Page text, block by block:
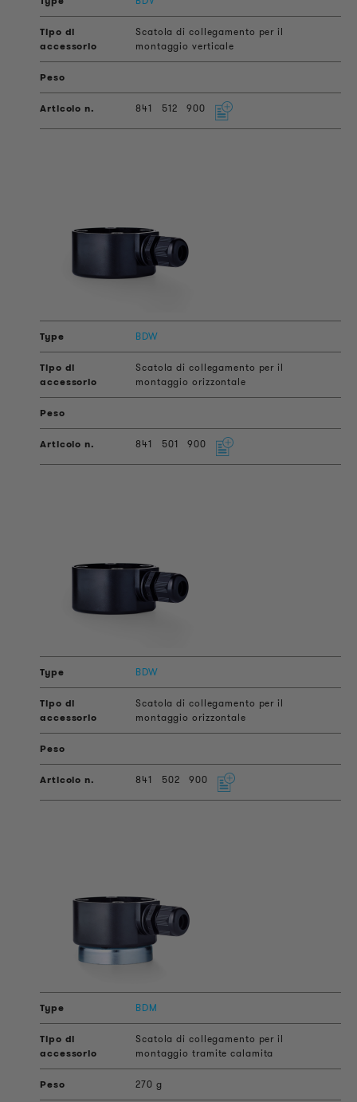
Scatola di collegamento per il
montaggio verticale
841 512 900
BDW
Scatola di collegamento per il
montaggio orizzontale
841 501 900
BDW
Scatola di collegamento per il
montaggio orizzontale
841 502 900
BDM
Scatola di collegamento per il
montaggio tramite calamita
270 g